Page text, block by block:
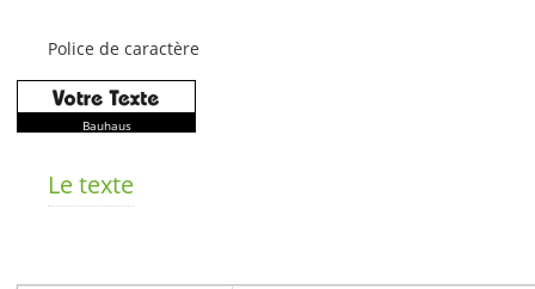
Police de caractère
Bauhaus
Le texte